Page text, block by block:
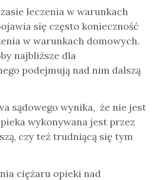
leczenia w warunkach
się często konieczność
w warunkach domowych.
najbliższe dla
podejmują nad nim dalszą
sądowego wynika, że nie jest
wykonywana jest przez
czy też trudniącą się tym
ciężaru opieki nad